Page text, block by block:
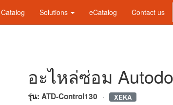
Catalog Solutions eCatalog Contact us
อะไหล่ซ่อม
รุ่น: ATD-Control130 · XEKA